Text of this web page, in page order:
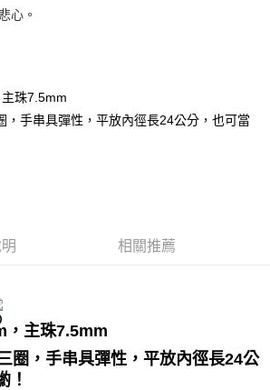
含以上)免運費
含以上)免運費
含以上)免運費
心。
珠7.5mm
，手串具彈性，平放內徑長24公分，也可當
相關推薦
，主珠7.5mm
圈，手串具彈性，平放內徑長24公
！